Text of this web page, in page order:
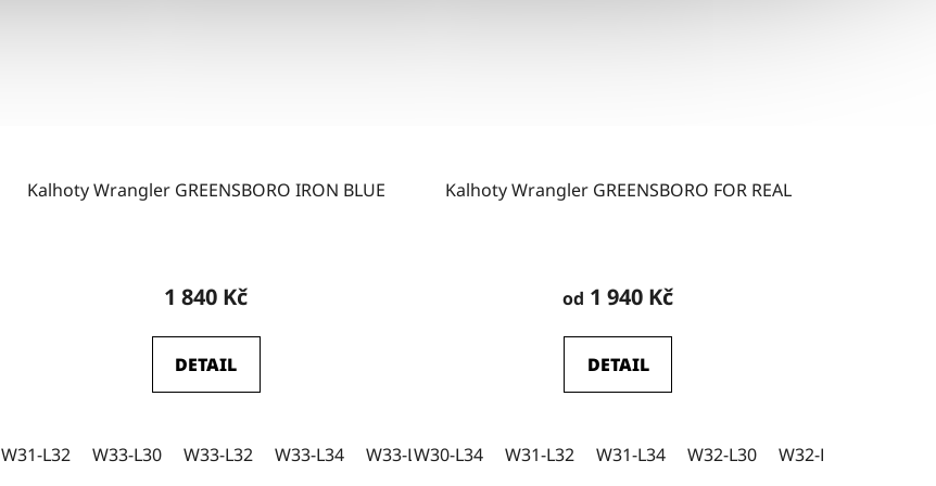
Kalhoty Wrangler GREENSBORO IRON BLUE
hodnocení
je
4,5
hvězdiček.
1 840 Kč
DETAIL
W31-L32 W33-L30 W33-L32 W33-L34 W33-L36 W34-L30 W34-L32 W34-L34 W36-L30 W36-L32
Kalhoty Wrangler GREENSBORO FOR REAL
hodnocení
je
5,0
hvězdiček.
od 1 940 Kč
DETAIL
W30-L34 W31-L32 W31-L34 W32-L30 W32-L32